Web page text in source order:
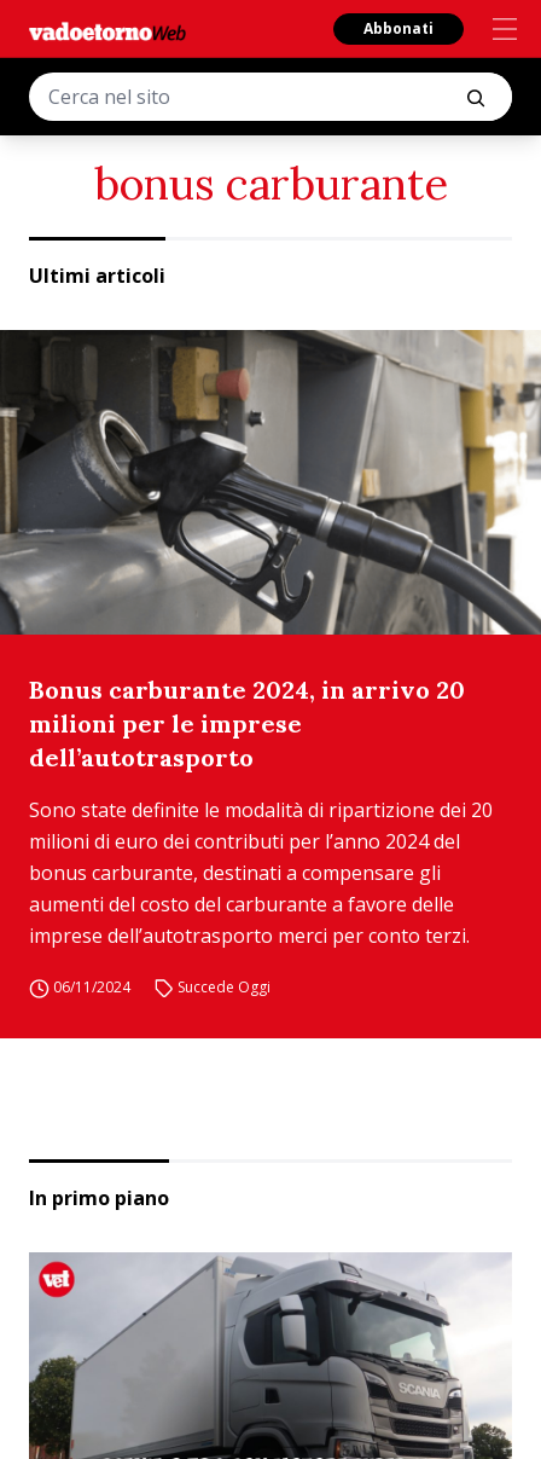
Abbonati
bonus carburante
Ultimi articoli
Bonus carburante 2024, in arrivo 20
milioni per le imprese
dell’autotrasporto
Sono state definite le modalità di ripartizione dei 20
milioni di euro dei contributi per l’anno 2024 del
bonus carburante, destinati a compensare gli
aumenti del costo del carburante a favore delle
imprese dell’autotrasporto merci per conto terzi.
06/11/2024 Succede Oggi
In primo piano